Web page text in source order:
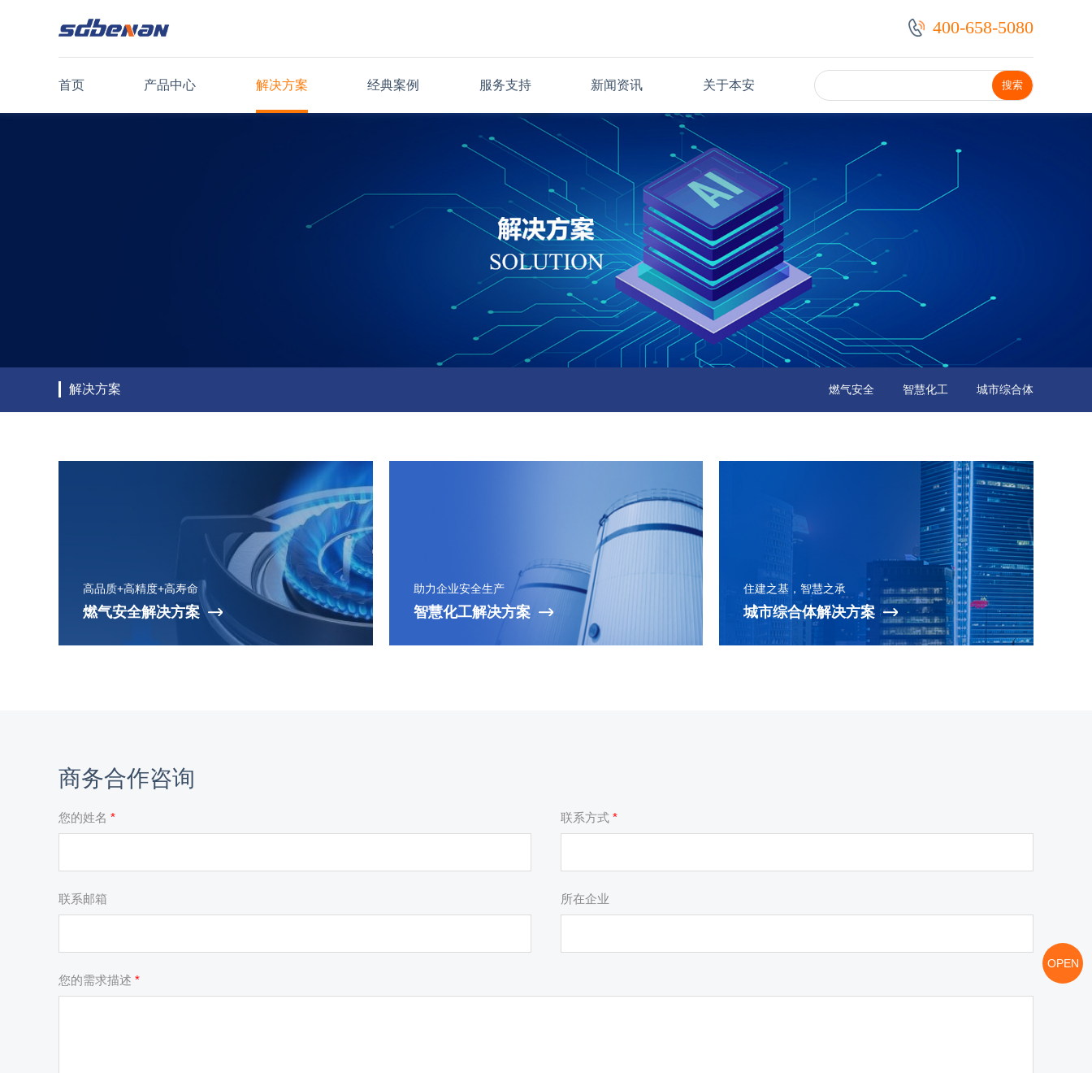
400-658-5080
首页 产品中心 解决方案 经典案例 服务支持 新闻资讯 关于本安
解决方案 燃气安全 智慧化工 城市综合体
高品质+高精度+高寿命
燃气安全解决方案
助力企业安全生产
智慧化工解决方案
住建之基，智慧之承
城市综合体解决方案
商务合作咨询
您的姓名 * 联系方式 *
联系邮箱 所在企业
您的需求描述 *